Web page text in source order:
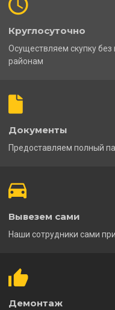
Круглосуточно
Осуществляем скупку без
районам
Документы
Предоставляем полный
Вывезем сами
Наши сотрудники сами
Демонтаж